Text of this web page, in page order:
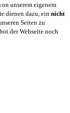
unserem eigenem
dienen dazu, ein nicht
Seiten zu
der Webseite noch